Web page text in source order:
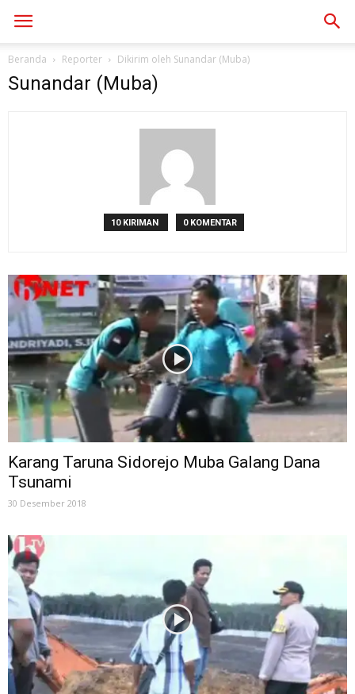
Beranda Reporter Dikirim oleh Sunandar (Muba)
Sunandar (Muba)
10 KIRIMAN 0 KOMENTAR
Karang Taruna Sidorejo Muba Galang Dana
Tsunami
30 Desember 2018